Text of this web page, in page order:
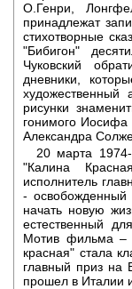
О.Генри,
принадлежат
стихотворные
"Бибигон"
Чуковский
дневники,
художественный
рисунки
гонимого Иосифа
Александра
20 марта
"Калина
исполнитель
-
начать новую
естественный
Мотив фильма –
красная" стала
главный приз на
прошел в Италии